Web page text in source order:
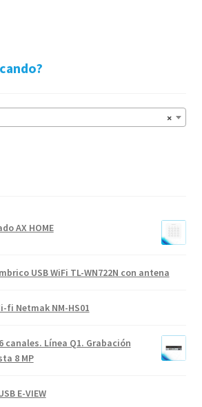
×
AX HOME
USB WiFi TL-WN722N con antena
fi Netmak NM-HS01
canales. Línea Q1. Grabación
8 MP
E-VIEW